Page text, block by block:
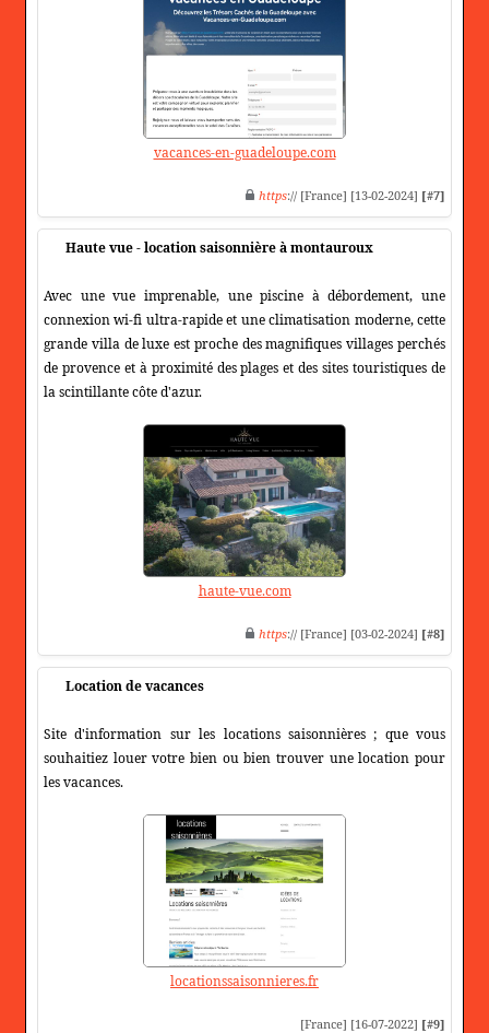
vacances-en-guadeloupe.com
https:// [France] [13-02-2024] [#7]
Haute vue - location saisonnière à montauroux
Avec une vue imprenable, une piscine à débordement, une
connexion wi-fi ultra-rapide et une climatisation moderne, cette
grande villa de luxe est proche des magnifiques villages perchés
de provence et à proximité des plages et des sites touristiques de
la scintillante côte d'azur.
haute-vue.com
https:// [France] [03-02-2024] [#8]
Location de vacances
Site d'information sur les locations saisonnières ; que vous
souhaitiez louer votre bien ou bien trouver une location pour
les vacances.
locationssaisonnieres.fr
[France] [16-07-2022] [#9]